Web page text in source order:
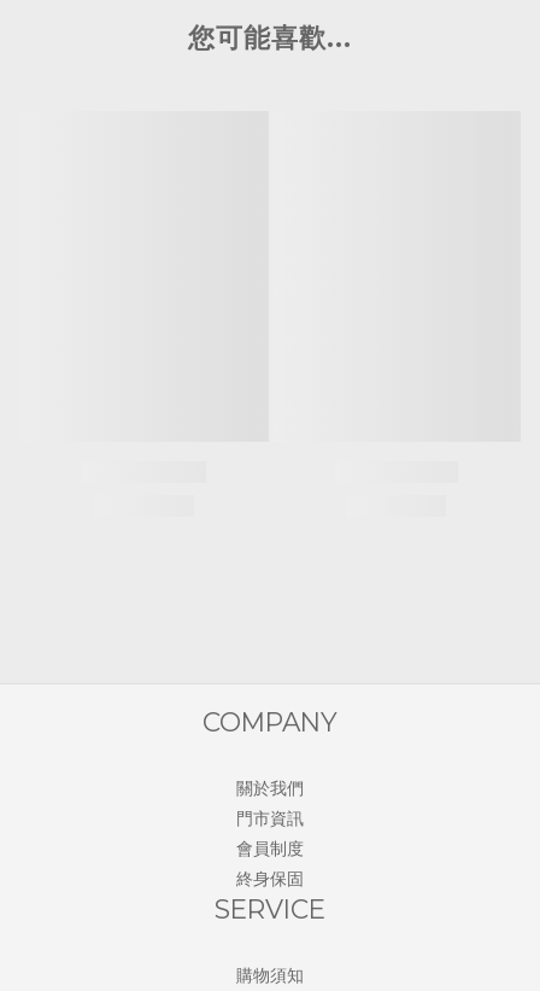
您可能喜歡...
COMPANY
關於我們
門市資訊
會員制度
終身保固
SERVICE
購物須知